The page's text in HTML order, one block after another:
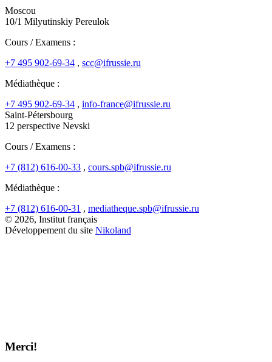
Moscou
10/1 Milyutinskiy Pereulok
Cours / Examens :
+7 495 902-69-34 , scc@ifrussie.ru
Médiathèque :
+7 495 902-69-34 , info-france@ifrussie.ru
Saint-Pétersbourg
12 perspective Nevski
Cours / Examens :
+7 (812) 616-00-33 , cours.spb@ifrussie.ru
Médiathèque :
+7 (812) 616-00-31 , mediatheque.spb@ifrussie.ru
© 2026, Institut français
Développement du site Nikoland
Merci!